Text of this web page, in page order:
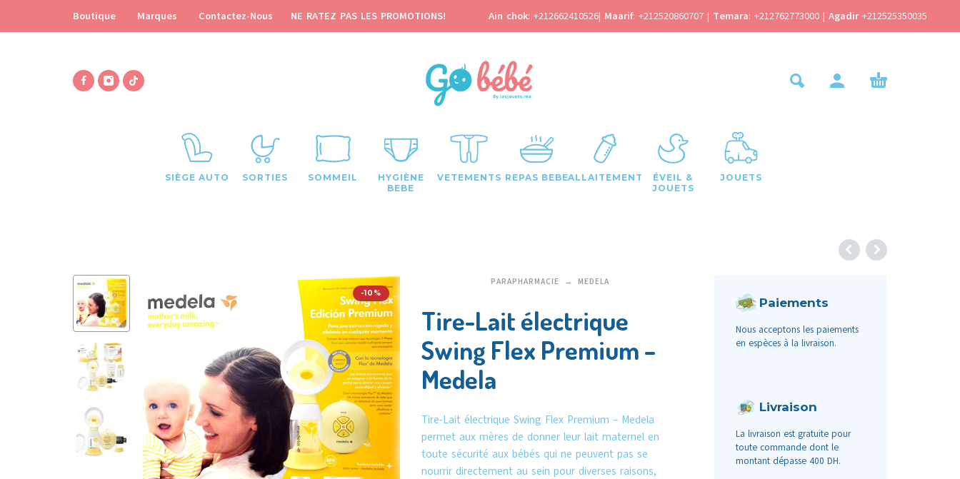
Boutique Marques Contactez-Nous NE RATEZ PAS LES PROMOTIONS! Ain chok: +212662410526| Maarif: +212520860707 | Temara: +212762773000 | Agadir +212525350035
SIÈGE AUTO SORTIES SOMMEIL
HYGIÈNE
BEBE
VETEMENTS REPAS BEBEALLAITEMENT
ÉVEIL &
JOUETS
JOUETS
-10%
PARAPHARMACIE MEDELA
Tire-Lait électrique
Swing Flex Premium –
Medela
Tire-Lait électrique Swing Flex Premium – Medela
permet aux mères de donner leur lait maternel en
toute sécurité aux bébés qui ne peuvent pas se
nourrir directement au sein pour diverses raisons,
Paiements
Nous acceptons les paiements
en espèces à la livraison.
Livraison
La livraison est gratuite pour
toute commande dont le
montant dépasse 400 DH.